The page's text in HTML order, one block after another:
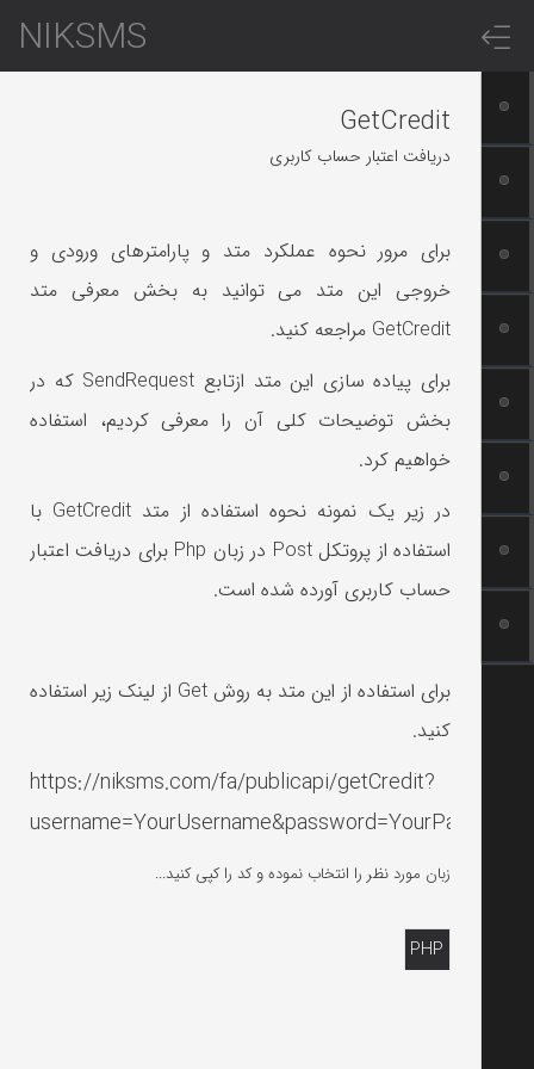
NIKSMS
GetCredit
دریافت اعتبار حساب کاربری
برای مرور نحوه عملکرد متد و پارامترهای ورودی و
خروجی این متد می توانید به بخش معرفی متد
GetCredit مراجعه کنید.
برای پیاده سازی این متد ازتابع SendRequest که در
بخش توضیحات کلی آن را معرفی کردیم، استفاده
خواهیم کرد.
در زیر یک نمونه نحوه استفاده از متد GetCredit با
استفاده از پروتکل Post در زبان Php
برای دریافت اعتبار
حساب کاربری آورده شده است.
برای استفاده از این متد به روش Get از لینک زیر استفاده
کنید.
https://niksms.com/fa/publicapi/getCredit?
username=YourUsername&password=YourPassword
زبان مورد نظر را انتخاب نموده و کد را کپی کنید...
PHP